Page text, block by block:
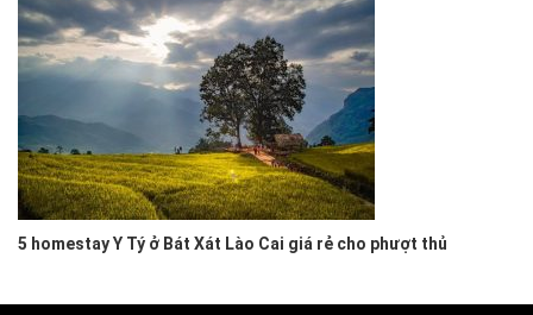
5 homestay Y Tý ở Bát Xát Lào Cai giá rẻ cho phượt thủ